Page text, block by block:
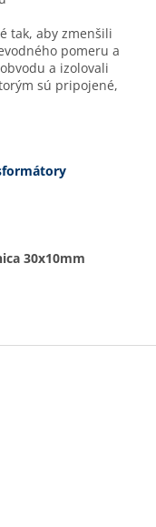
tak, aby zmenšili
pomeru a
a izolovali
sú pripojené,
30x10mm